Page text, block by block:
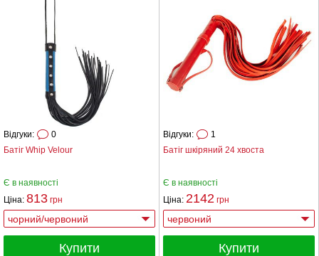
Батіг Whip Velour
Відгуки: 0
Є в наявності
Ціна: 813 грн
Купити
Батіг шкіряний 24 хвоста
Відгуки: 1
Є в наявності
Ціна: 2142 грн
Купити